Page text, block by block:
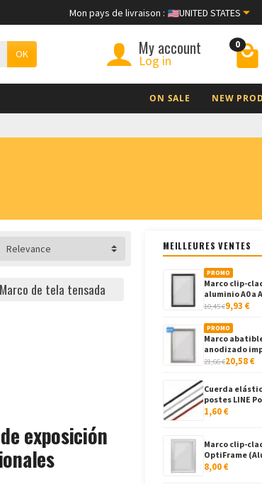
Mon pays de livraison : UNITED STATES
OK My account
Log in
0
ON SALE NEW
Relevance
Marco de tela tensada
exposición
MEILLEURES VENTES
PROMO
Marco clip-
aluminio A0 a
10,45 €9,93 €
PROMO
Marco
anodizado
21,66 €20,58 €
Cuerda
postes LINE
1,60 €
Marco clip-
OptiFrame
satinado)
8,00 €